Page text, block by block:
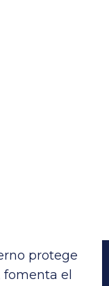
protege
el